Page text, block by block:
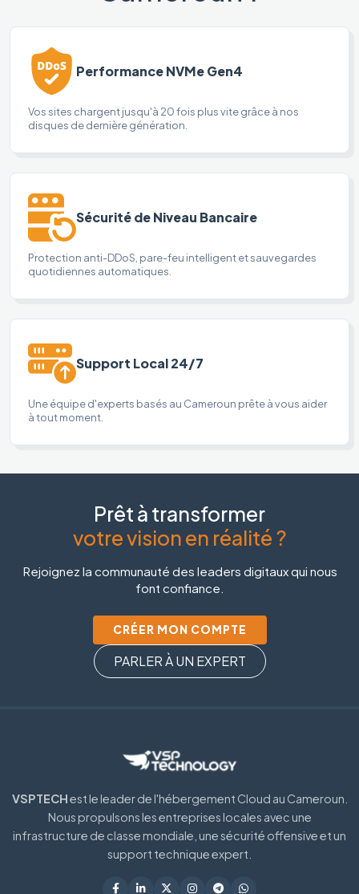
Performance NVMe Gen4
Vos sites chargent jusqu'à 20 fois plus vite grâce à nos
disques de dernière génération.
Sécurité de Niveau Bancaire
Protection anti-DDoS, pare-feu intelligent et sauvegardes
quotidiennes automatiques.
Support Local 24/7
Une équipe d'experts basés au Cameroun prête à vous aider
à tout moment.
Prêt à transformer
votre vision en réalité ?
Rejoignez la communauté des leaders digitaux qui nous
font confiance.
CRÉER MON COMPTE
PARLER À UN EXPERT
VSPTECHest le leader de l'hébergement Cloud au Cameroun.
Nous propulsons les entreprises locales avec une
infrastructure de classe mondiale, une sécurité offensive et un
support technique expert.